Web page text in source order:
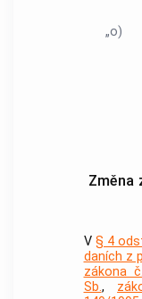
„o)
Změna
V § 4
daních z
zákona
Sb.,